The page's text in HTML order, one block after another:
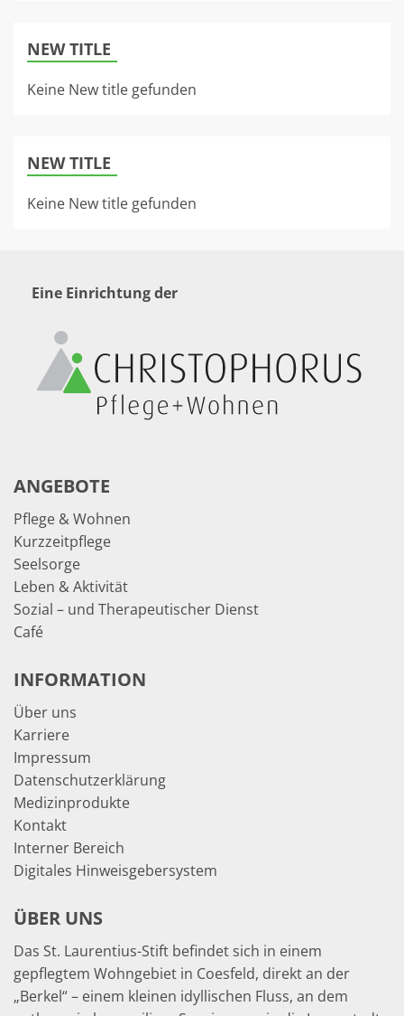
NEW TITLE
Keine New title gefunden
NEW TITLE
Keine New title gefunden
Eine Einrichtung der
ANGEBOTE
Pflege & Wohnen
Kurzzeitpflege
Seelsorge
Leben & Aktivität
Sozial – und Therapeutischer Dienst
Café
INFORMATION
Über uns
Karriere
Impressum
Datenschutzerklärung
Medizinprodukte
Kontakt
Interner Bereich
Digitales Hinweisgebersystem
ÜBER UNS
Das St. Laurentius-Stift befindet sich in einem
gepflegtem Wohngebiet in Coesfeld, direkt an der
„Berkel“ – einem kleinen idyllischen Fluss, an dem